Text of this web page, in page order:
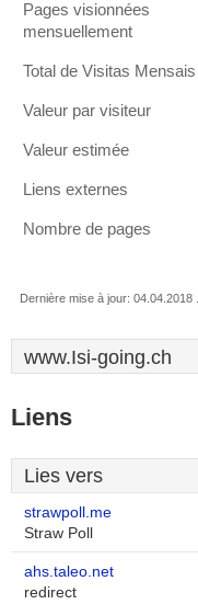
Pages visionnées
mensuellement
Total de Visitas Mensais
Valeur par visiteur
Valeur estimée
Liens externes
Nombre de pages
Dernière mise à jour: 04.04.2018
www.Isi-going.ch
Liens
Lies vers
strawpoll.me
Straw Poll
ahs.taleo.net
redirect